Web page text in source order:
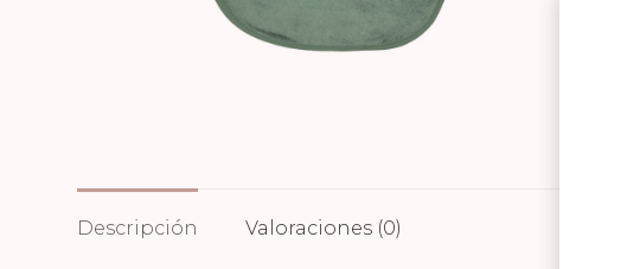
Descripción Valoraciones (0)